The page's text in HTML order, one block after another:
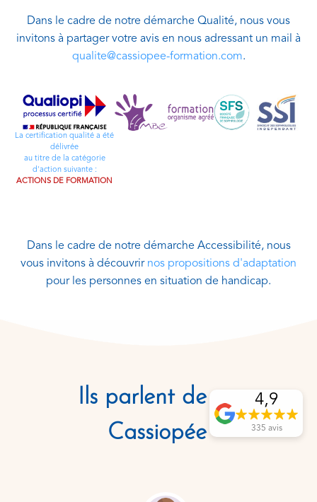
Dans le cadre de notre démarche Qualité, nous vous
invitons à partager votre avis en nous adressant un mail à
qualite@cassiopee-formation.com.
La certification qualité a été
délivrée
au titre de la catégorie
d'action suivante :
ACTIONS DE FORMATION
Dans le cadre de notre démarche Accessibilité, nous
vous invitons à découvrir nos propositions d'adaptation
pour les personnes en situation de handicap.
Ils parlent de
Cassiopée
4,9
335 avis